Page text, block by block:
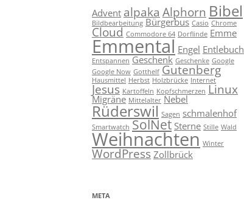
Advent alpaka Alphorn Bibel
Bildbearbeitung Bürgerbus Casio Chrome
Cloud Commodore 64 Dorflinde Emme
Emmental Engel Entlebuch
Entspannen Geschenk Geschenke Google
Google Now Gotthelf Gutenberg
Hausmittel Herbst Holzbrücke Internet
Jesus Kartoffeln Kopfschmerzen Linux
Migräne Mittelalter Nebel
Rüderswil Sagen schmalenhof
Smartwatch SolNet Sterne Stille Wald
Weihnachten Winter
WordPress Zollbrück
META